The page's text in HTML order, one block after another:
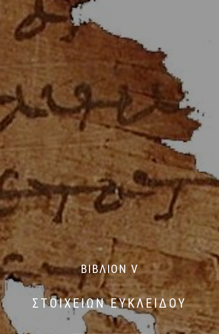
ΒΙΒΛΙΟΝ V
ΣΤΟΙΧΕΙΩΝ ΕΥΚΛΕΙΔΟΥ